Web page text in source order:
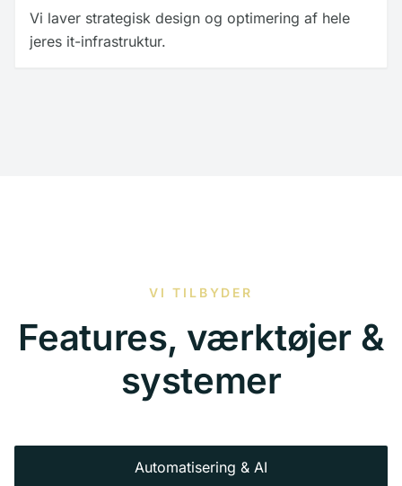
Vi laver strategisk design og optimering af hele
jeres it-infrastruktur.
VI TILBYDER
Features, værktøjer &
systemer
Automatisering & AI